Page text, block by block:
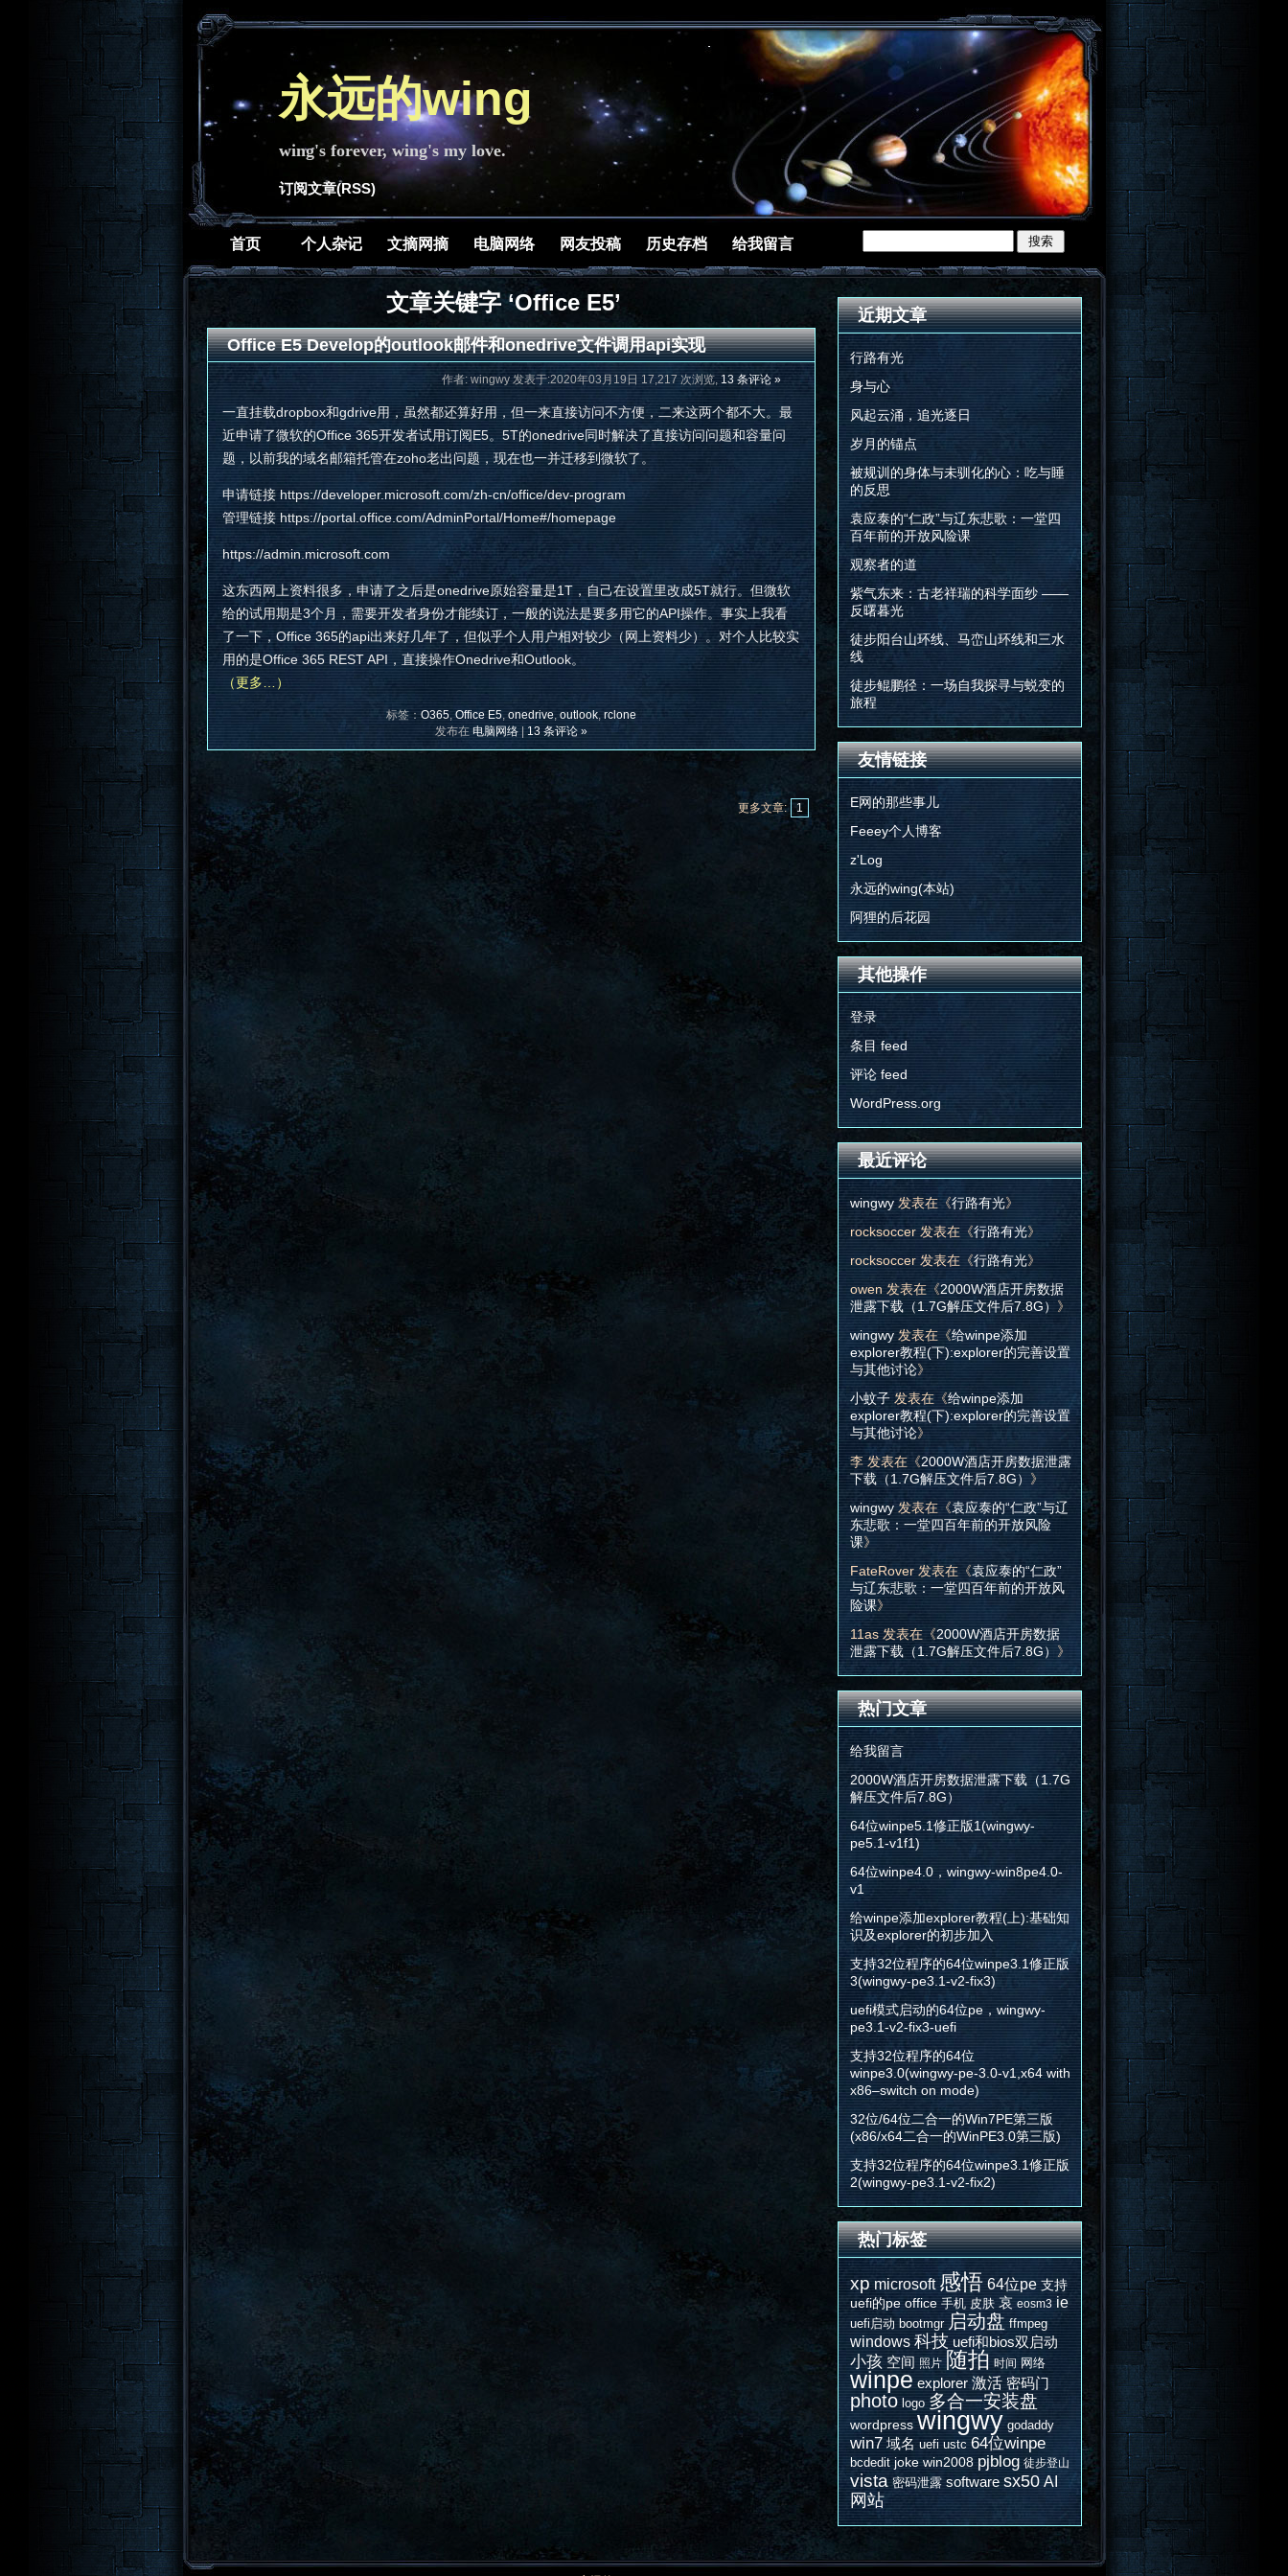
永远的wing
wing's forever, wing's my love.
订阅文章(RSS)
首页 个人杂记 文摘网摘 电脑网络 网友投稿 历史存档 给我留言
文章关键字 ‘Office E5’
Office E5 Develop的outlook邮件和onedrive文件调用api实现
作者: wingwy 发表于:2020年03月19日 17,217 次浏览, 13 条评论 »
一直挂载dropbox和gdrive用，虽然都还算好用，但一来直接访问不方便，二来这两个都不大。最
近申请了微软的Office 365开发者试用订阅E5。5T的onedrive同时解决了直接访问问题和容量问
题，以前我的域名邮箱托管在zoho老出问题，现在也一并迁移到微软了。
申请链接 https://developer.microsoft.com/zh-cn/office/dev-program
管理链接 https://portal.office.com/AdminPortal/Home#/homepage
https://admin.microsoft.com
这东西网上资料很多，申请了之后是onedrive原始容量是1T，自己在设置里改成5T就行。但微软
给的试用期是3个月，需要开发者身份才能续订，一般的说法是要多用它的API操作。事实上我看
了一下，Office 365的api出来好几年了，但似乎个人用户相对较少（网上资料少）。对个人比较实
用的是Office 365 REST API，直接操作Onedrive和Outlook。
（更多…）
标签：O365, Office E5, onedrive, outlook,rclone
发布在 电脑网络| 13 条评论 »
更多文章: 1
近期文章
行路有光
身与心
风起云涌，追光逐日
岁月的锚点
被规训的身体与未驯化的心：吃与睡
的反思
袁应泰的“仁政”与辽东悲歌：一堂四
百年前的开放风险课
观察者的道
紫气东来：古老祥瑞的科学面纱 ——
反曙暮光
徒步阳台山环线、马峦山环线和三水
线
徒步鲲鹏径：一场自我探寻与蜕变的
旅程
友情链接
E网的那些事儿
Feeey个人博客
z'Log
永远的wing(本站)
阿狸的后花园
其他操作
登录
条目 feed
评论 feed
WordPress.org
最近评论
wingwy发表在《行路有光》
rocksoccer发表在《行路有光》
rocksoccer发表在《行路有光》
owen 发表在《2000W酒店开房数据
泄露下载（1.7G解压文件后7.8G） 》
wingwy发表在《给winpe添加
explorer教程(下):explorer的完善设置
与其他讨论》
小蚊子发表在《给winpe添加
explorer教程(下):explorer的完善设置
与其他讨论》
李发表在《2000W酒店开房数据泄露
下载（1.7G解压文件后7.8G） 》
wingwy发表在《袁应泰的“仁政”与辽
东悲歌：一堂四百年前的开放风险
课》
FateRover发表在《袁应泰的“仁政”
与辽东悲歌：一堂四百年前的开放风
险课》
11as发表在《2000W酒店开房数据
泄露下载（1.7G解压文件后7.8G） 》
热门文章
给我留言
2000W酒店开房数据泄露下载（1.7G
解压文件后7.8G）
64位winpe5.1修正版1(wingwy-
pe5.1-v1f1)
64位winpe4.0，wingwy-win8pe4.0-
v1
给winpe添加explorer教程(上):基础知
识及explorer的初步加入
支持32位程序的64位winpe3.1修正版
3(wingwy-pe3.1-v2-fix3)
uefi模式启动的64位pe，wingwy-
pe3.1-v2-fix3-uefi
支持32位程序的64位
winpe3.0(wingwy-pe-3.0-v1,x64 with
x86–switch on mode)
32位/64位二合一的Win7PE第三版
(x86/x64二合一的WinPE3.0第三版)
支持32位程序的64位winpe3.1修正版
2(wingwy-pe3.1-v2-fix2)
热门标签
xp microsoft 感悟 64位pe 支持
uefi的pe office 手机 皮肤 哀 eosm3 ie
uefi启动 bootmgr 启动盘 ffmpeg
windows 科技 uefi和bios双启动
小孩 空间 照片 随拍 时间 网络
winpe explorer 激活 密码门
photo logo 多合一安装盘
wordpress wingwy godaddy
win7 域名 uefi ustc 64位winpe
bcdedit joke win2008 pjblog 徒步登山
vista 密码泄露 software sx50 AI
网站